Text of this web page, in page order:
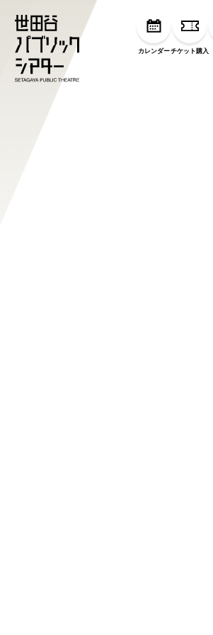
カレンダーチケット購入